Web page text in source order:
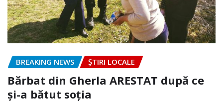
BREAKING NEWS ȘTIRI LOCALE
Bărbat din Gherla ARESTAT după ce
și-a bătut soția